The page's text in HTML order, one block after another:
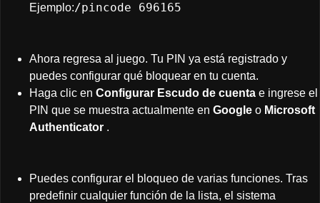
Ejemplo:/pincode 696165
Ahora regresa al juego. Tu PIN ya está registrado y
puedes configurar qué bloquear en tu cuenta.
Haga clic en Configurar Escudo de cuenta e ingrese el
PIN que se muestra actualmente en Google o Microsoft
Authenticator .
Puedes configurar el bloqueo de varias funciones. Tras
predefinir cualquier función de la lista, el sistema